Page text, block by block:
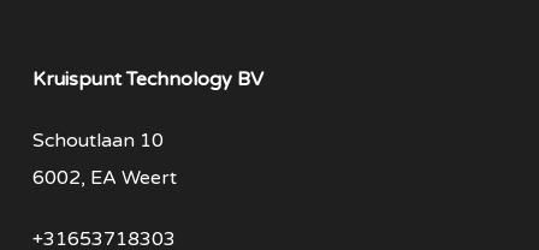
Kruispunt Technology BV
Schoutlaan 10
6002, EA Weert
+31653718303